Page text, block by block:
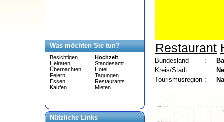
Was möchten Sie tun?
Besichtigen
Heiraten
Übernachten
Feiern
Essen
Kaufen
Hochzeit
Standesamt
Hotel
Tagungen
Restaurants
Mieten
Nützliche Links
Restaurant
Bundesland :
Kreis/Stadt
:
Tourismusregion :